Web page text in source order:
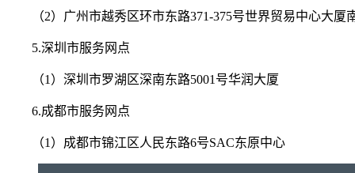
（2）广州市越秀区环市东路371-375号世界贸易中心大厦
5.深圳市服务网点
（1）深圳市罗湖区深南东路5001号华润大厦
6.成都市服务网点
（1）成都市锦江区人民东路6号SAC东原中心